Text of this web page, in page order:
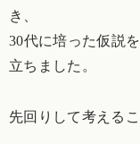
き、
30代に培った仮説
立ちました。
先回りして考える